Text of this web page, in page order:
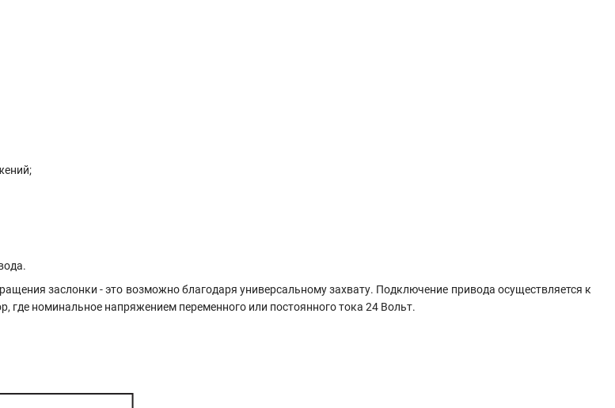
заслонки - это возможно благодаря универсальному захвату. Подключение привода осуществляется к
номинальное напряжением переменного или постоянного тока 24 Вольт.